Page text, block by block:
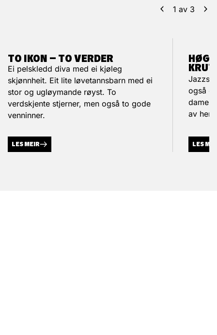
1 av 3
TO IKON – TO VERDER
Ei pelskledd diva med ei kjøleg
skjønnheit. Eit lite løvetannsbarn med ei
stor og ugløymande røyst. To
verdskjente stjerner, men også to gode
venninner.
LES MEIR
også
av
LES